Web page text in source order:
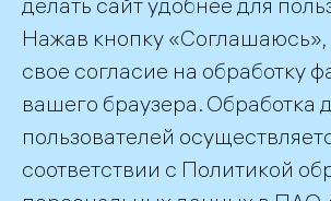
Пресс-служба ТГК-1
+7 (812) 688-32-84
press@tgc1.ru
©2026 ПАО «ТГК–1»
Нажав кнопку «Соглашаюсь»,
свое согласие на обработку
вашего браузера. Обработка
пользователей
соответствии с Политикой